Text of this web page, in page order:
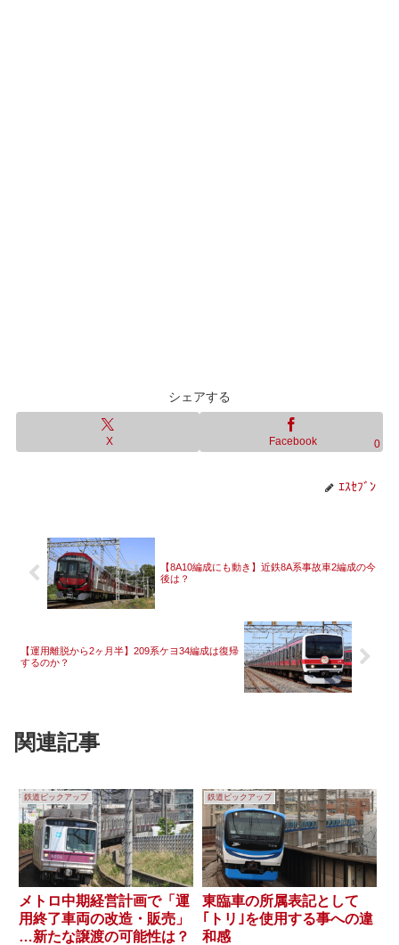
シェアする
X Facebook 0
ｴｽｾﾌﾞﾝ
【8A10編成にも動き】近鉄8A系事故車2編成の今
後は？
【運用離脱から2ヶ月半】209系ケヨ34編成は復帰
するのか？
関連記事
鉄道ピックアップ
メトロ中期経営計画で「運
用終了車両の改造・販売」
…新たな譲渡の可能性は？
鉄道ピックアップ
東臨車の所属表記として
｢トリ｣を使用する事への違
和感